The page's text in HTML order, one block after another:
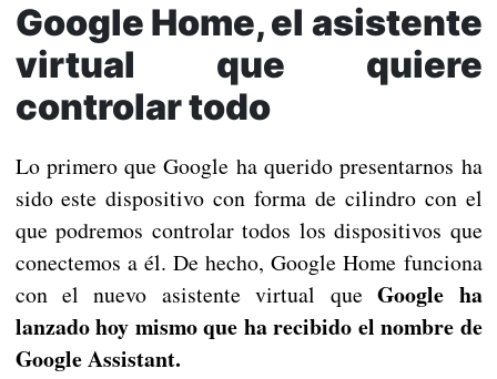
Google Home, el asistente
virtual que quiere
controlar todo
Lo primero que Google ha querido presentarnos ha
sido este dispositivo con forma de cilindro con el
que podremos controlar todos los dispositivos que
conectemos a él. De hecho, Google Home funciona
con el nuevo asistente virtual que Google ha
lanzado hoy mismo que ha recibido el nombre de
Google Assistant.